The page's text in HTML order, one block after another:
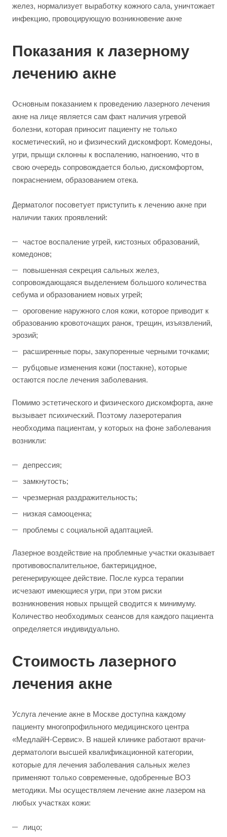
желез, нормализует выработку кожного сала, уничтожает
инфекцию, провоцирующую возникновение акне
Показания к лазерному
лечению акне
Основным показанием к проведению лазерного лечения
акне на лице является сам факт наличия угревой
болезни, которая приносит пациенту не только
косметический, но и физический дискомфорт. Комедоны,
угри, прыщи склонны к воспалению, нагноению, что в
свою очередь сопровождается болью, дискомфортом,
покраснением, образованием отека.
Дерматолог посоветует приступить к лечению акне при
наличии таких проявлений:
частое воспаление угрей, кистозных образований,
комедонов;
повышенная секреция сальных желез,
сопровождающаяся выделением большого количества
себума и образованием новых угрей;
ороговение наружного слоя кожи, которое приводит к
образованию кровоточащих ранок, трещин, изъязвлений,
эрозий;
расширенные поры, закупоренные черными точками;
рубцовые изменения кожи (постакне), которые
остаются после лечения заболевания.
Помимо эстетического и физического дискомфорта, акне
вызывает психический. Поэтому лазеротерапия
необходима пациентам, у которых на фоне заболевания
возникли:
депрессия;
замкнутость;
чрезмерная раздражительность;
низкая самооценка;
проблемы с социальной адаптацией.
Лазерное воздействие на проблемные участки оказывает
противовоспалительное, бактерицидное,
регенерирующее действие. После курса терапии
исчезают имеющиеся угри, при этом риски
возникновения новых прыщей сводится к минимуму.
Количество необходимых сеансов для каждого пациента
определяется индивидуально.
Стоимость лазерного
лечения акне
Услуга лечение акне в Москве доступна каждому
пациенту многопрофильного медицинского центра
«МедлайН-Сервис». В нашей клинике работают врачи-
дерматологи высшей квалификационной категории,
которые для лечения заболевания сальных желез
применяют только современные, одобренные ВОЗ
методики. Мы осуществляем лечение акне лазером на
любых участках кожи:
лицо;